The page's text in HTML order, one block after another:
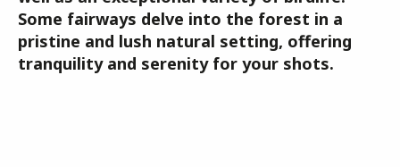
Some fairways delve into the forest in a
pristine and lush natural setting, offering
tranquility and serenity for your shots.